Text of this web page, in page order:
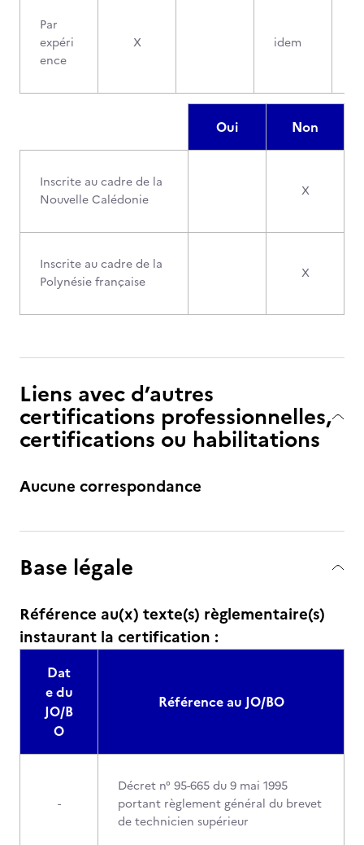
Par
expéri
ence
X idem
Oui Non
Inscrite au cadre de la
Nouvelle Calédonie
X
Inscrite au cadre de la
Polynésie française
X
Liens avec d’autres
certifications professionnelles,
certifications ou habilitations
Aucune correspondance
Base légale
Référence au(x) texte(s) règlementaire(s)
instaurant la certification :
Dat
e du
JO/B
O
Référence au JO/BO
-
Décret n° 95-665 du 9 mai 1995
portant règlement général du brevet
de technicien supérieur